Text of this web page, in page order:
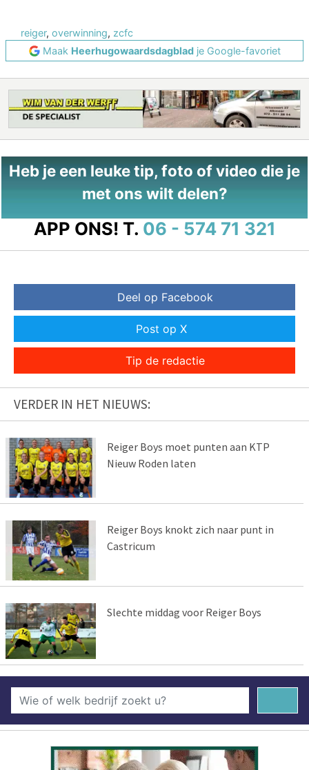
reiger, overwinning, zcfc
Maak Heerhugowaardsdagbladje Google-favoriet
Heb je een leuke tip, foto of video die je
met ons wilt delen?
APP ONS! T. 06 - 574 71 321
Deel op Facebook
Post op X
Tip de redactie
VERDER IN HET NIEUWS:
Reiger Boys moet punten aan KTP
Nieuw Roden laten
Reiger Boys knokt zich naar punt in
Castricum
Slechte middag voor Reiger Boys